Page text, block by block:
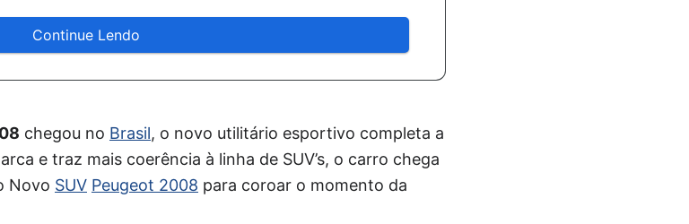
Continue Lendo
chegou no Brasil, o novo utilitário esportivo completa a
e traz mais coerência à linha de SUV’s, o carro chega
Novo SUV Peugeot 2008 para coroar o momento da